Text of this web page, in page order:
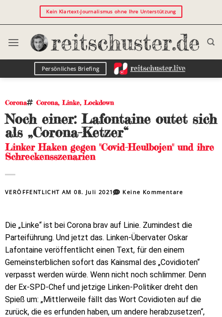
Kein Klartext-Journalismus ohne Ihre Unterstützung
Persönliches Briefing
Corona Corona, Linke, Lockdown
Noch einer: Lafontaine outet sich
als „Corona-Ketzer“
Linker Haken gegen "Covid-Heulbojen" und ihre
Schreckensszenarien
VERÖFFENTLICHT AM08. Juli 2021 Keine Kommentare
Die „Linke“ ist bei Corona brav auf Linie. Zumindest die
Parteiführung. Und jetzt das. Linken-Übervater Oskar
Lafontaine veröffentlicht einen Text, für den einem
Gemeinsterblichen sofort das Kainsmal des „Covidioten“
verpasst werden würde. Wenn nicht noch schlimmer. Denn
der Ex-SPD-Chef und jetzige Linken-Politiker dreht den
Spieß um: „Mittlerweile fällt das Wort Covidioten auf die
zurück, die es erfunden haben, um andere herabzusetzen“,